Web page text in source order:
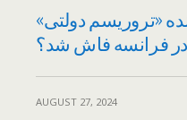
«تروریسم دولتی»
در فرانسه فاش شد؟
AUGUST 27, 2024